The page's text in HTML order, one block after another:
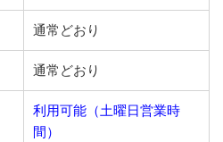
通常どおり
通常どおり
利用可能（土曜日営業時
間）